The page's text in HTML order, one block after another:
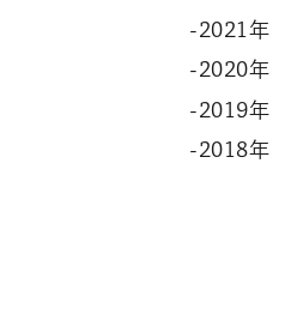
-2021年
-2020年
-2019年
-2018年